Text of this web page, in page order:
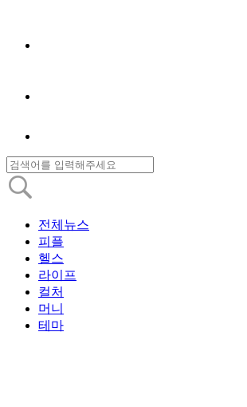
전체뉴스
피플
헬스
라이프
컬처
머니
테마